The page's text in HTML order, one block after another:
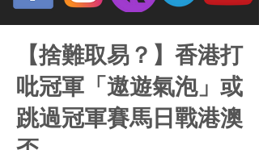
【捨難取易？】香港打
吡冠軍「遨遊氣泡」或
跳過冠軍賽馬日戰港澳